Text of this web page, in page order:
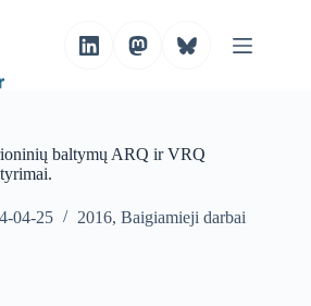
baltymų ARQ ir VRQ
04-25 2016, Baigiamieji darbai